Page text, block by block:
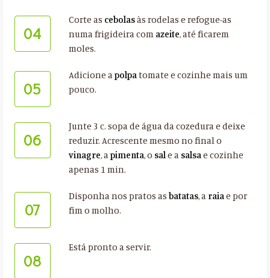
04
Corte as cebolasàs rodelas e refogue-as
numa frigideira com azeite, até ficarem
moles.
05
Adicione apolpatomate e cozinhe mais um
pouco.
06
Junte 3 c. sopa de água da cozedura e deixe
reduzir. Acrescente mesmo no final o
vinagre, apimenta, o sale a salsae cozinhe
apenas 1 min.
07
Disponha nos pratos as batatas, a raiae por
fim o molho.
08
Está pronto a servir.